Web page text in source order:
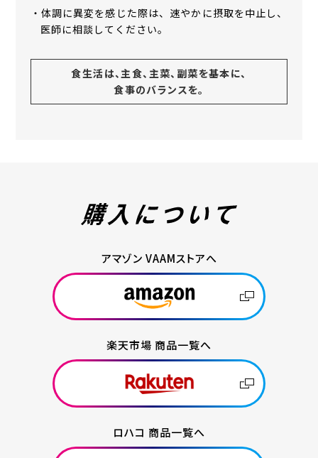
・体調に異変を感じた際は、速やかに摂取を中止し、
医師に相談してください。
食生活は、主食、主菜、副菜を基本に、
食事のバランスを。
アマゾン VAAMストアへ
楽天市場 商品一覧へ
ロハコ 商品一覧へ